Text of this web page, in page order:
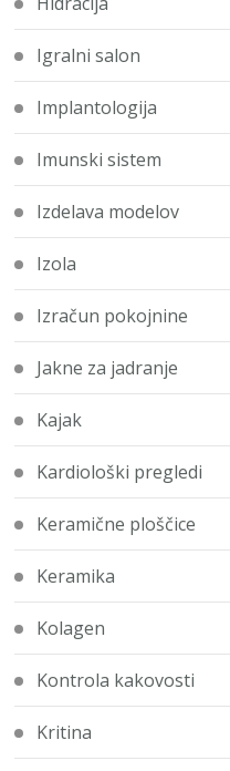
Igralni salon
Implantologija
Imunski sistem
Izdelava modelov
Izola
Izračun pokojnine
Jakne za jadranje
Kajak
Kardiološki pregledi
Keramične ploščice
Keramika
Kolagen
Kontrola kakovosti
Kritina